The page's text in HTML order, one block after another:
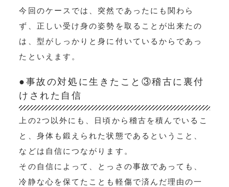
今回のケースでは、突然であったにも関わら
ず、正しい受け身の姿勢を取ることが出来たの
は、型がしっかりと身に付いているからであっ
たといえます。
●事故の対処に生きたこと③稽古に裏付
けされた自信
上の2つ以外にも、日頃から稽古を積んでいるこ
と、身体も鍛えられた状態であるということ、
などは自信につながります。
その自信によって、とっさの事故であっても、
冷静な心を保てたことも軽傷で済んだ理由の一